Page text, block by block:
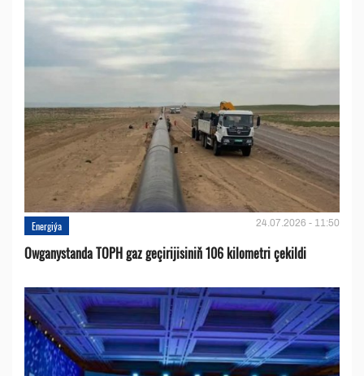
Energiýa 24.07.2026 - 11:50
Owganystanda TOPH gaz geçirijisiniň 106 kilometri çekildi